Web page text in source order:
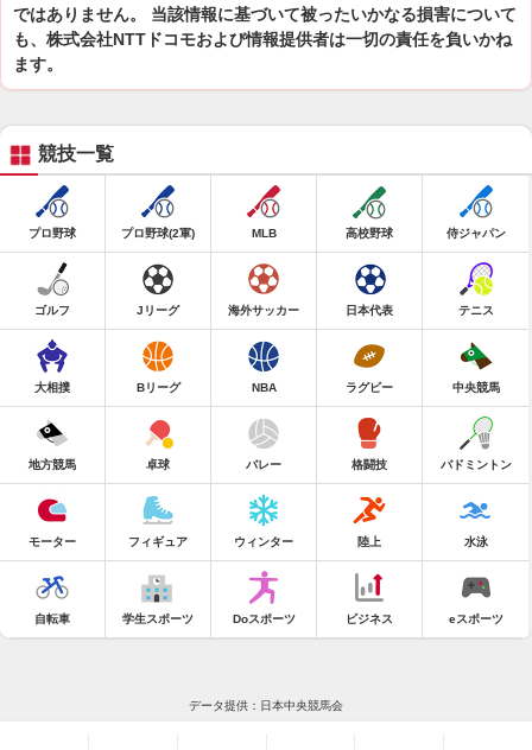
ではありません。 当該情報に基づいて被ったいかなる損害について
も、株式会社NTTドコモおよび情報提供者は一切の責任を負いかね
ます。
競技一覧
プロ野球 プロ野球(2軍) MLB 高校野球 侍ジャパン
ゴルフ Jリーグ 海外サッカー 日本代表 テニス
大相撲 Bリーグ NBA ラグビー 中央競馬
地方競馬 卓球 バレー 格闘技 バドミントン
モーター フィギュア ウィンター 陸上 水泳
自転車 学生スポーツ Doスポーツ ビジネス eスポーツ
データ提供：日本中央競馬会